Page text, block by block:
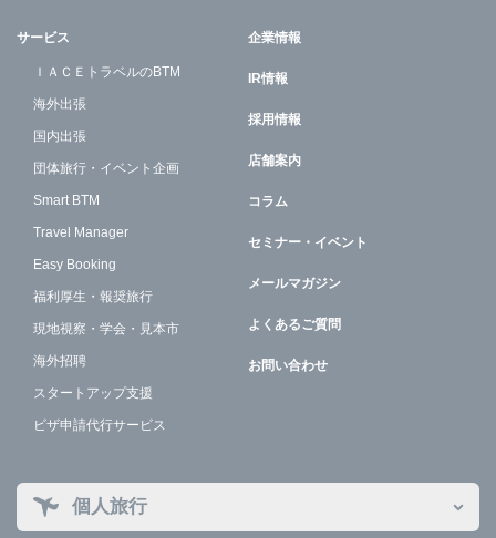
サービス
ＩＡＣＥトラベルのBTM
海外出張
国内出張
団体旅行・イベント企画
Smart BTM
Travel Manager
Easy Booking
福利厚生・報奨旅行
現地視察・学会・見本市
海外招聘
スタートアップ支援
ビザ申請代行サービス
企業情報
IR情報
採用情報
店舗案内
コラム
セミナー・イベント
メールマガジン
よくあるご質問
お問い合わせ
個人旅行